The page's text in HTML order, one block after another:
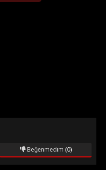
Beğenmedim (0)